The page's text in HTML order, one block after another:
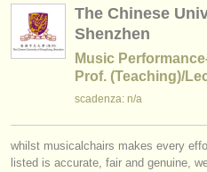
orchestre e teatri lirici
conservatori
orchestre giovanili
riguardo musicalchairs
clarinetto in vendita (13)
clarinetto smarrito (81)
The Chinese
Shenzhen
Music
Prof. (Teaching)/
scadenza: n/a
whilst musicalchairs makes every
listed is accurate, fair and genuine,